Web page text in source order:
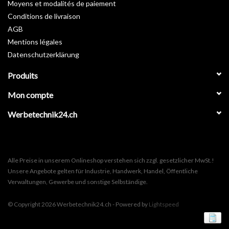
Moyens et modalités de paiement
Conditions de livraison
AGB
Mentions légales
Datenschutzerklärung
Produits
Mon compte
Werbetechnik24.ch
Alle Preise in unserem Onlineshop verstehen sich zzgl. gesetzlicher MwSt.!
Unsere Angebote gelten für Industrie, Handwerk, Handel, Öffentliche
Verwaltungen, Gewerbe und sonstige Selbständige.
© Copyright 2026 Werbetechnik24.ch - Powered by Lightspeed